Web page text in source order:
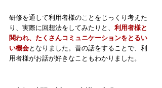
研修を通して利用者様のことをじっくり考えた
り、実際に回想法をしてみたりと、 利用者様と
関われ、たくさんコミュニケーションをとるい
い機会となりました。昔の話をすることで、利
用者様がお話が好きなこともわかりました。